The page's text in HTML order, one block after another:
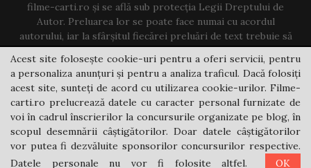
filme-carti.ro și se află sub protecția Legii Dreptului de
Autor. Preluarea lor se poate face numai cu acordul
autorului, iar la sfârșitul fiecărei preluări de text trebuie să
existe un link către acest blog.
Contact us:jovi@filme-carti.ro
Acest site folosește cookie-uri pentru a oferi servicii, pentru
a personaliza anunțuri și pentru a analiza traficul. Dacă folosiți
acest site, sunteți de acord cu utilizarea cookie-urilor. Filme-
carti.ro prelucrează datele cu caracter personal furnizate de
voi în cadrul înscrierilor la concursurile organizate pe blog, în
scopul desemnării câștigătorilor. Doar datele câștigătorilor
vor putea fi dezvăluite sponsorilor concursurilor respective.
Datele personale nu vor fi folosite altfel.
OK